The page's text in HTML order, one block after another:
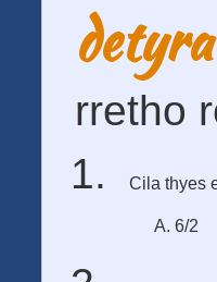
detyra
rretho
Cila thyes
A. 6/2